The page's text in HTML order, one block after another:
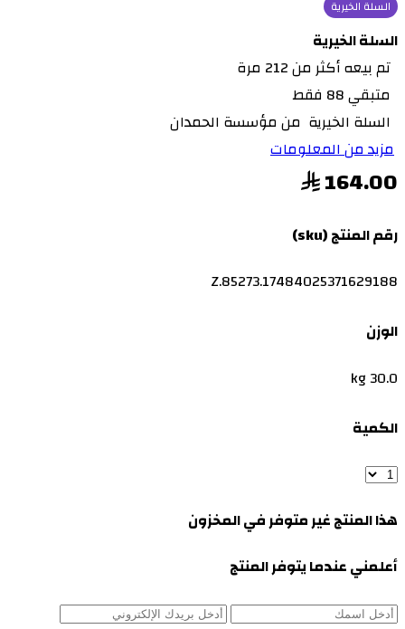
السلة الخيرية
السلة الخيرية
تم بيعه أكثر من 212 مرة
متبقي 88 فقط
السلة الخيرية من مؤسسة الحمدان
مزيد من المعلومات
164.00
رقم المنتج (sku)
Z.85273.17484025371629188
الوزن
30.0 kg
الكمية
هذا المنتج غير متوفر في المخزون
أعلمني عندما يتوفر المنتج